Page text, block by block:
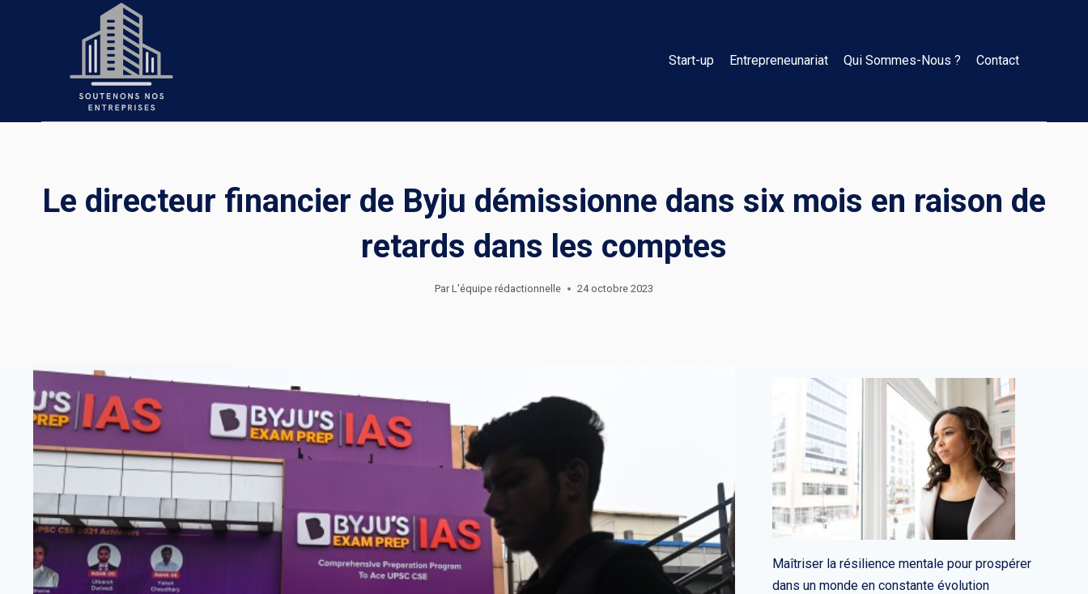
Start-up Entrepreneunariat Qui Sommes-Nous ? Contact
Le directeur financier de Byju démissionne dans six mois en raison de
retards dans les comptes
Par L'équipe rédactionnelle 24 octobre 2023
Maîtriser la résilience mentale pour prospérer
dans un monde en constante évolution